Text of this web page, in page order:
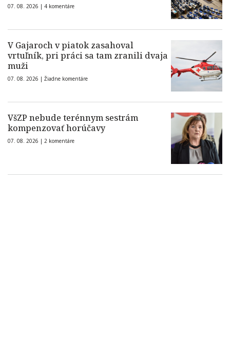
07. 08. 2026 | 4 komentáre
V Gajaroch v piatok zasahoval
vrtuľník, pri práci sa tam zranili dvaja
muži
07. 08. 2026 | Žiadne komentáre
VšZP nebude terénnym sestrám
kompenzovať horúčavy
07. 08. 2026 | 2 komentáre